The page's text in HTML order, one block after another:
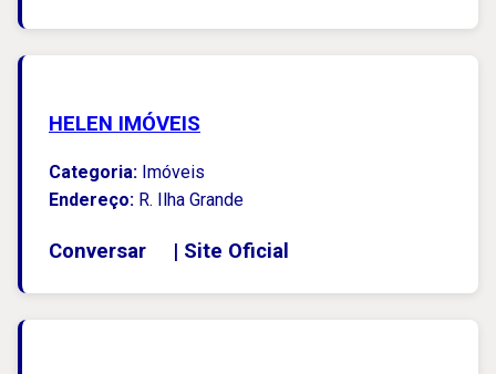
HELEN IMÓVEIS
Categoria: Imóveis
Endereço: R. Ilha Grande
Conversar | Site Oficial